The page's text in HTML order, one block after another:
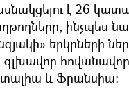
է 26
ինչպես
երկրների
գլխավոր
և Ֆրանսիա։